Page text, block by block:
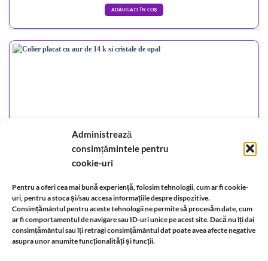
Administrează
consimțămintele pentru
cookie-uri
Pentru a oferi cea mai bună experiență, folosim tehnologii, cum ar fi cookie-
uri, pentru a stoca și/sau accesa informațiile despre dispozitive.
Consimțământul pentru aceste tehnologii ne permite să procesăm date, cum
ar fi comportamentul de navigare sau ID-uri unice pe acest site. Dacă nu îți dai
consimțământul sau îți retragi consimțământul dat poate avea afecte negative
asupra unor anumite funcționalități și funcții.
ADĂUGAȚI ÎN COȘ